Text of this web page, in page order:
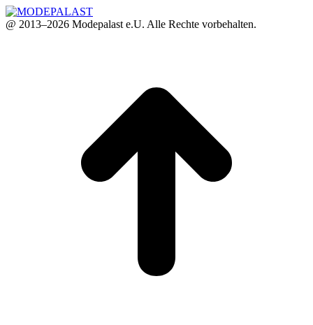
@ 2013–2026 Modepalast e.U. Alle Rechte vorbehalten.